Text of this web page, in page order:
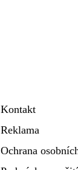
Kontakt
Reklama
Ochrana